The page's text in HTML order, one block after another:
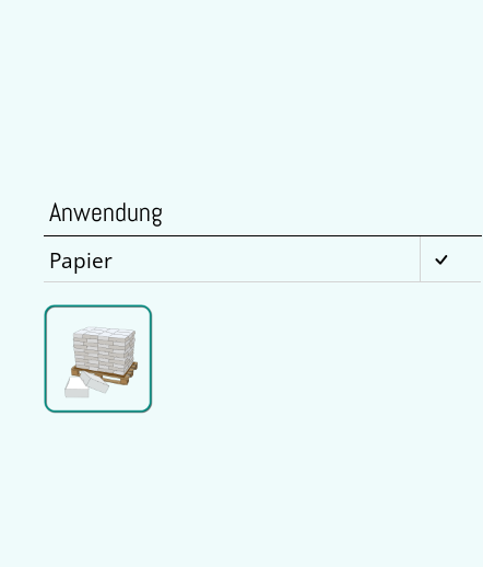
Anwendung
Papier